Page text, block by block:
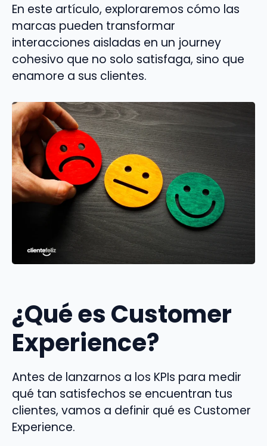
En este artículo, exploraremos cómo las
marcas pueden transformar
interacciones aisladas en un journey
cohesivo que no solo satisfaga, sino que
enamore a sus clientes.
¿Qué es Customer
Experience?
Antes de lanzarnos a los KPIs para medir
qué tan satisfechos se encuentran tus
clientes, vamos a definir qué es Customer
Experience.